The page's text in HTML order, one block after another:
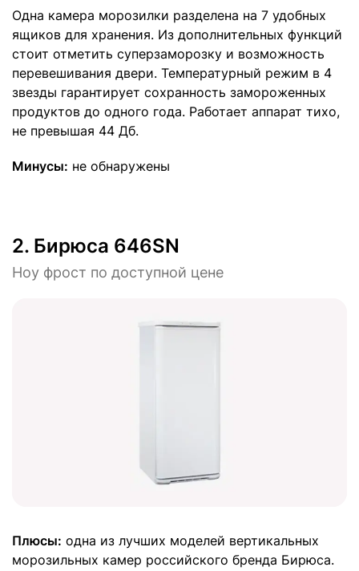
Одна камера морозилки разделена на 7 удобных
ящиков для хранения. Из дополнительных функций
стоит отметить суперзаморозку и возможность
перевешивания двери. Температурный режим в 4
звезды гарантирует сохранность замороженных
продуктов до одного года. Работает аппарат тихо,
не превышая 44 Дб.
Минусы: не обнаружены
2. Бирюса 646SN
Ноу фрост по доступной цене
Плюсы: одна из лучших моделей вертикальных
морозильных камер российского бренда Бирюса.